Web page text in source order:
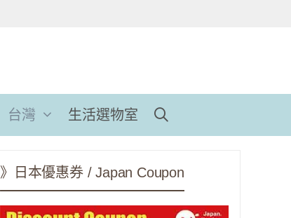
台灣 生活選物室
》日本優惠券 / Japan Coupon